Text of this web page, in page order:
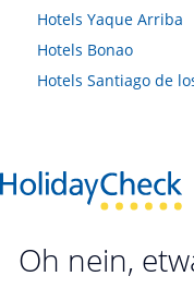
Hotels Yaque Arriba
Hotels Bonao
Hotels Santiago de
Oh nein,